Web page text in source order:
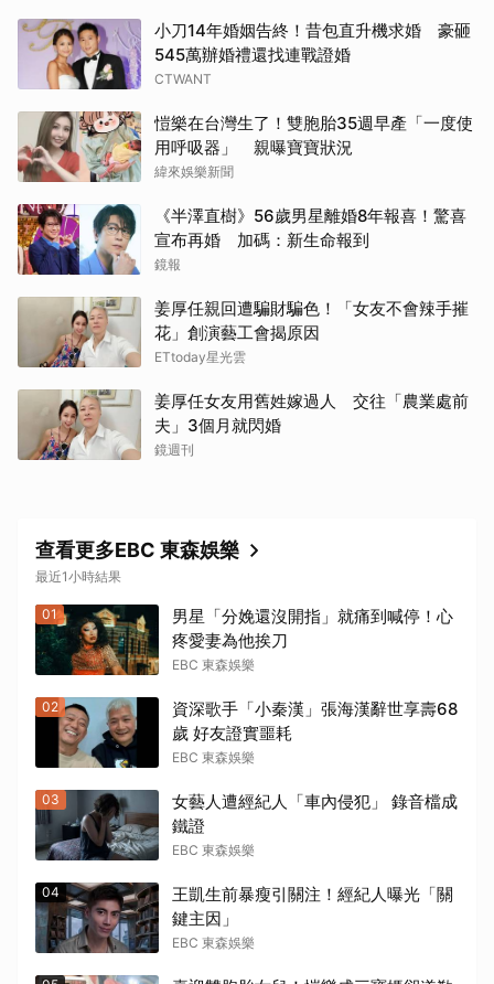
小刀14年婚姻告終！昔包直升機求婚 豪砸
545萬辦婚禮還找連戰證婚
CTWANT
愷樂在台灣生了！雙胞胎35週早產「一度使
用呼吸器」 親曝寶寶狀況
緯來娛樂新聞
《半澤直樹》56歲男星離婚8年報喜！驚喜
宣布再婚 加碼：新生命報到
鏡報
姜厚任親回遭騙財騙色！「女友不會辣手摧
花」創演藝工會揭原因
ETtoday星光雲
姜厚任女友用舊姓嫁過人 交往「農業處前
夫」3個月就閃婚
鏡週刊
查看更多EBC 東森娛樂
最近1小時結果
01
男星「分娩還沒開指」就痛到喊停！心
疼愛妻為他挨刀
EBC 東森娛樂
02
資深歌手「小秦漢」張海漢辭世享壽68
歲 好友證實噩耗
EBC 東森娛樂
03
女藝人遭經紀人「車內侵犯」 錄音檔成
鐵證
EBC 東森娛樂
04
王凱生前暴瘦引關注！經紀人曝光「關
鍵主因」
EBC 東森娛樂